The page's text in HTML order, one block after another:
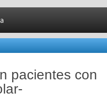
pacientes con